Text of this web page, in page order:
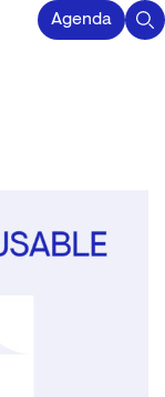
Agenda